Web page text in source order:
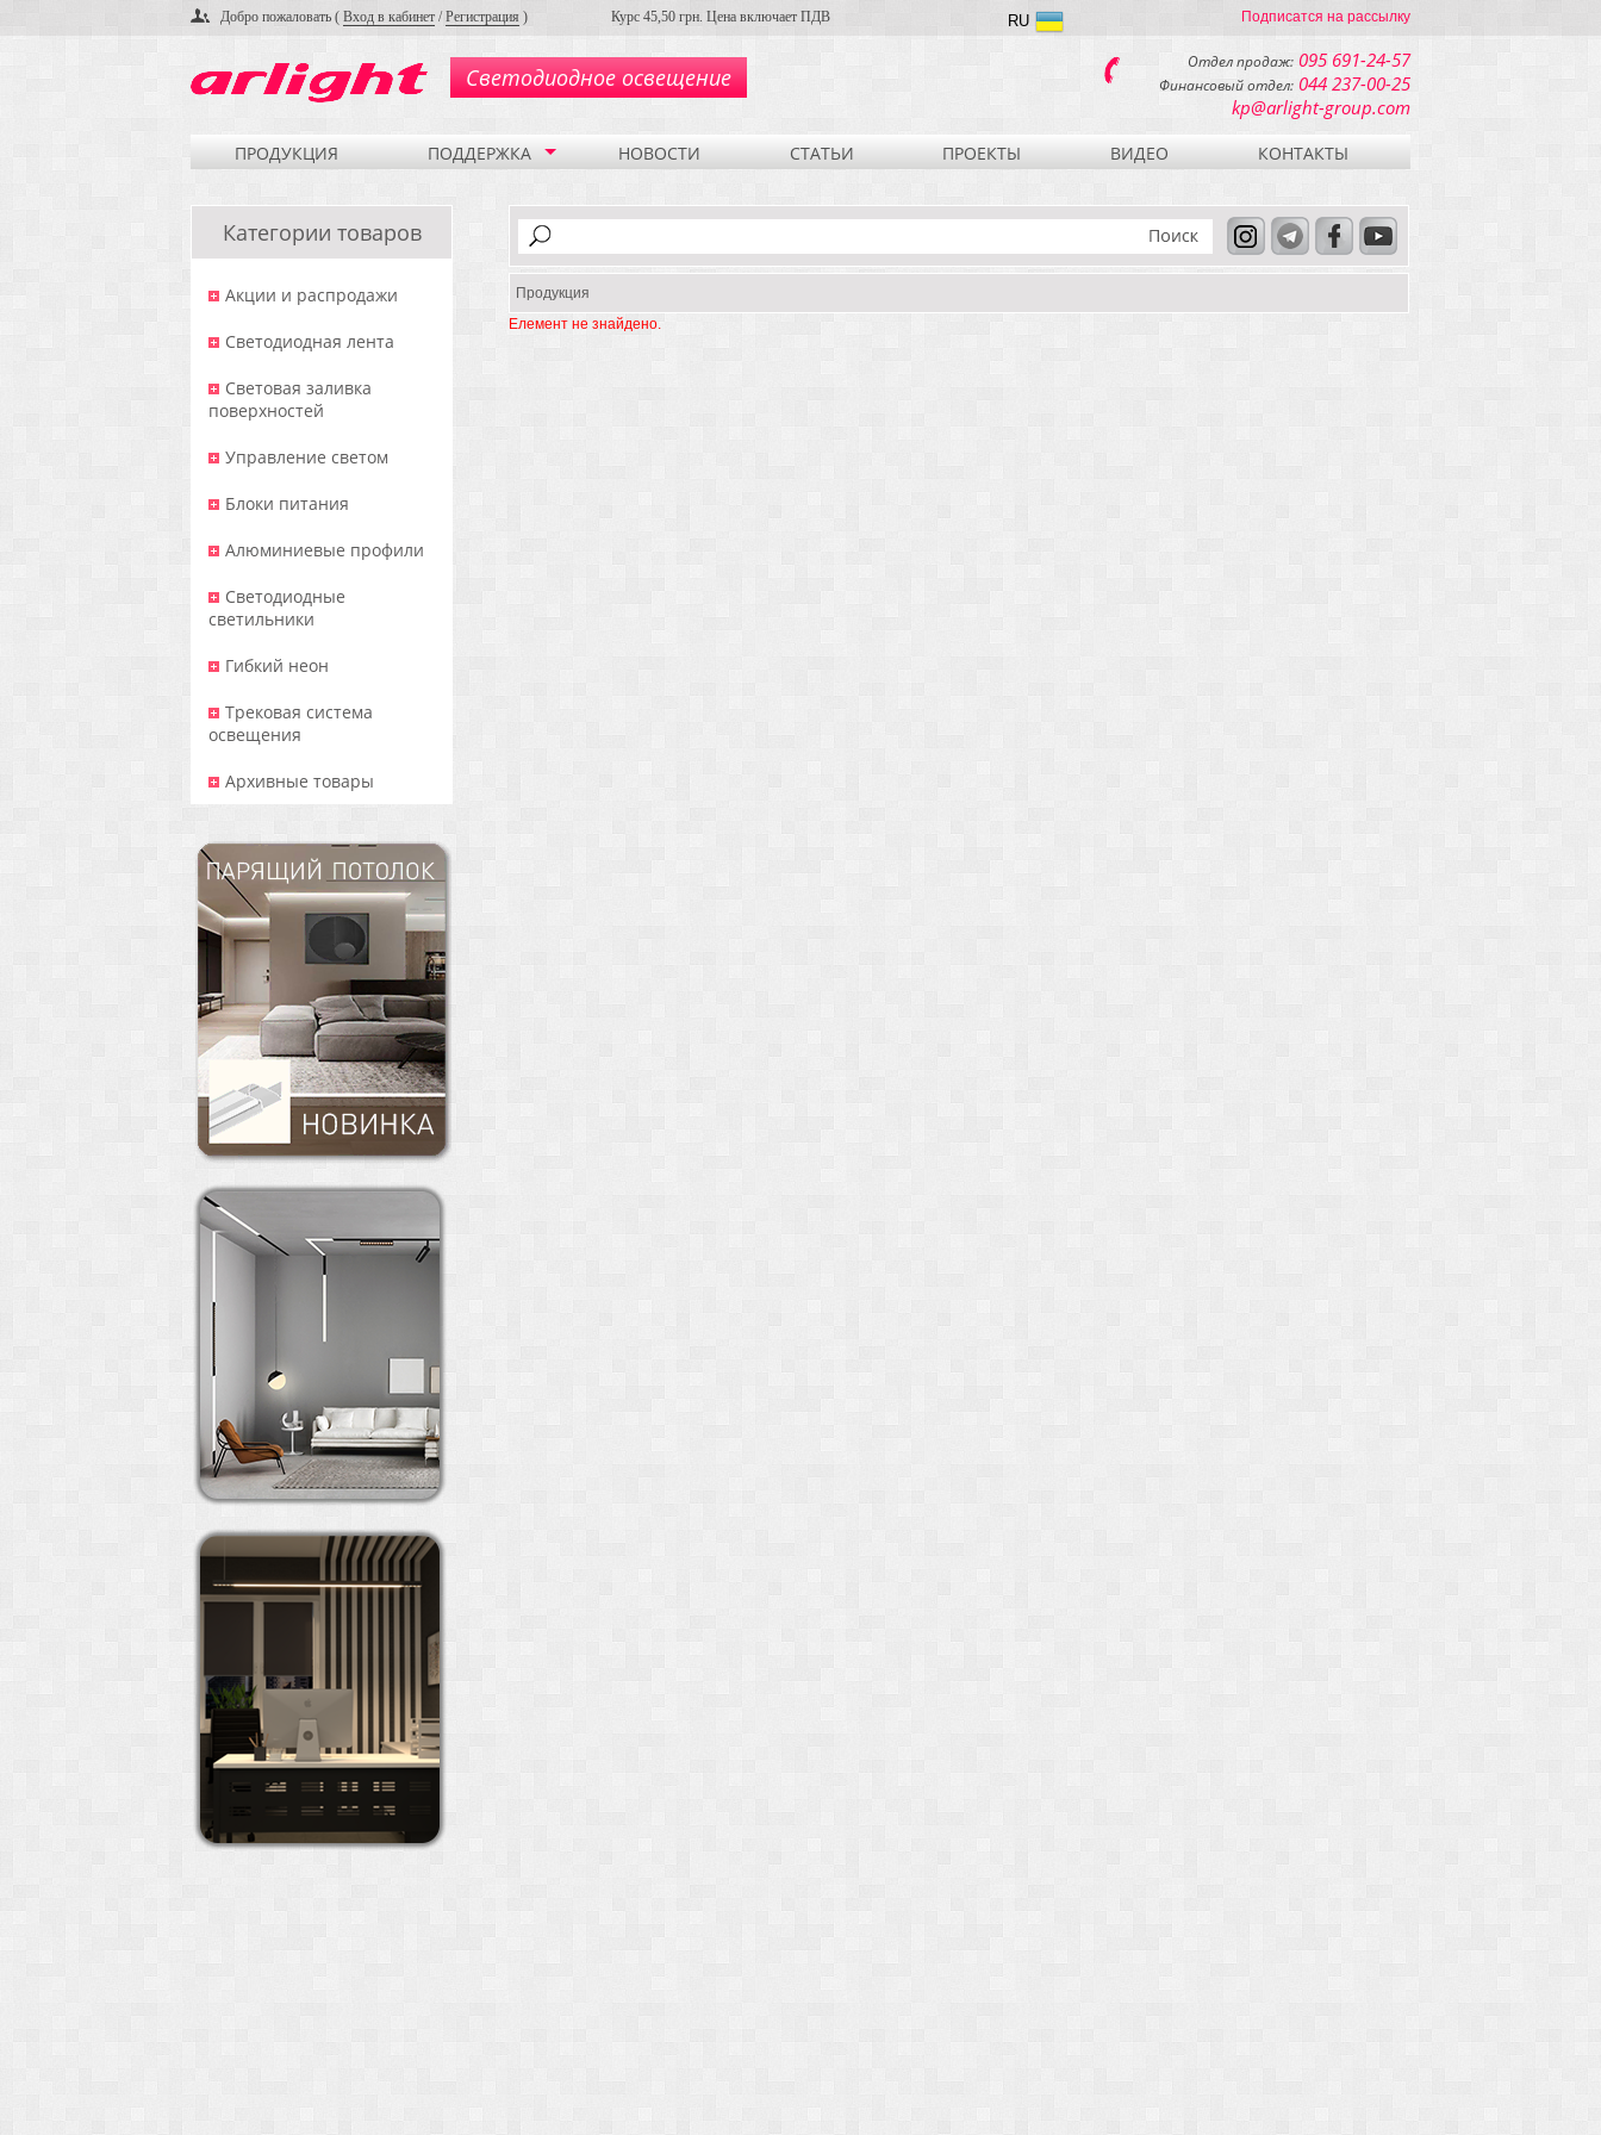
Добро пожаловать ( Вход в кабинет /Регистрация ) Курс 45,50 грн. Цена включает ПДВ Подписатся на рассылку
RU
Светодиодное освещение
Отдел продаж: 095 691-24-57
Финансовый отдел: 044 237-00-25
kp@arlight-group.com
ПРОДУКЦИЯ ПОДДЕРЖКА НОВОСТИ СТАТЬИ ПРОЕКТЫ ВИДЕО КОНТАКТЫ
Категории товаров
Акции и распродажи
Светодиодная лента
Световая заливка
поверхностей
Управление светом
Блоки питания
Алюминиевые профили
Светодиодные
светильники
Гибкий неон
Трековая система
освещения
Архивные товары
Продукция
Елемент не знайдено.